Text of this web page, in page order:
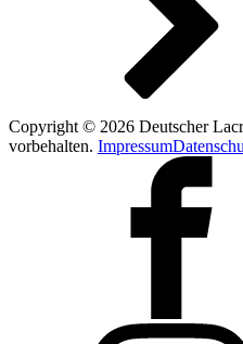
Copyright © 2026 Deutscher
vorbehalten. Impressum